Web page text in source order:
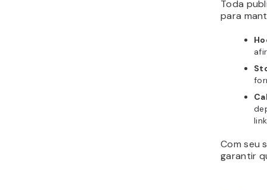
Toda
para
Com seu
garantir